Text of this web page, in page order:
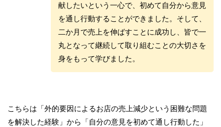
献したいという一心で、初めて自分から意見
を通し行動することができました。そして、
二か月で売上を伸ばすことに成功し、皆で一
丸となって継続して取り組むことの大切さを
身をもって学びました。
こちらは「外的要因によるお店の売上減少という困難な問題
を解決した経験」から「自分の意見を初めて通し行動した」